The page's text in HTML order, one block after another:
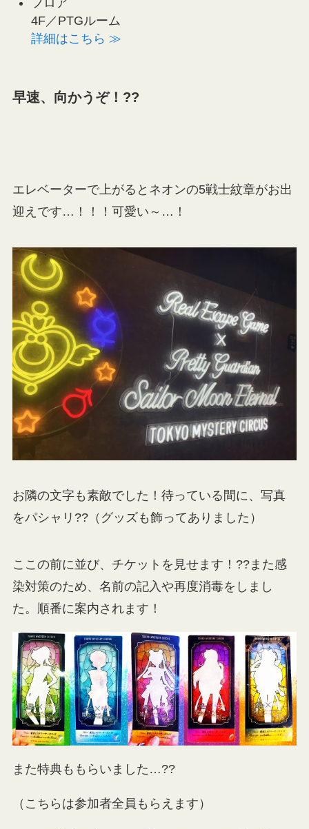
4F／PTGルーム
詳細はこちら ≫
早速、向かうぞ！??
エレベーターで上がるとネオンの5戦士紋章がお出
迎えです…！！！可愛い～…！
お隣の文字も素敵でした！待っている間に、写真
をパシャリ??（グッズも飾ってありました）
ここの前に並び、チケットを見せます！??また感
染対策のため、名前の記入や再度消毒をしまし
た。順番に案内されます！
また特典ももらいました…??
（こちらは参加者全員もらえます）